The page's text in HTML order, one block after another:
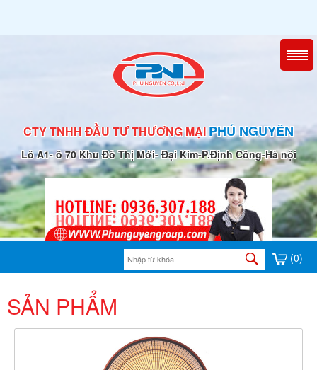
CTY TNHH ĐẦU TƯ THƯƠNG MẠIPHÚ NGUYÊN
Lô A1- ô 70 Khu Đô Thị Mới- Đại Kim-P.Định Công-Hà nội
(0)
SẢN PHẨM